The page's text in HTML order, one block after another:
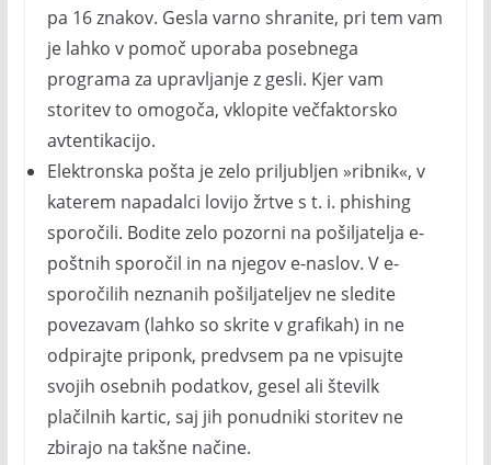
pa 16 znakov. Gesla varno shranite, pri tem vam
je lahko v pomoč uporaba posebnega
programa za upravljanje z gesli. Kjer vam
storitev to omogoča, vklopite večfaktorsko
avtentikacijo.
Elektronska pošta je zelo priljubljen »ribnik«, v
katerem napadalci lovijo žrtve s t. i. phishing
sporočili. Bodite zelo pozorni na pošiljatelja e-
poštnih sporočil in na njegov e-naslov. V e-
sporočilih neznanih pošiljateljev ne sledite
povezavam (lahko so skrite v grafikah) in ne
odpirajte priponk, predvsem pa ne vpisujte
svojih osebnih podatkov, gesel ali številk
plačilnih kartic, saj jih ponudniki storitev ne
zbirajo na takšne načine.